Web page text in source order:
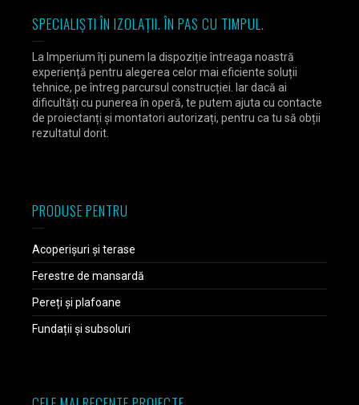
SPECIALIȘTI ÎN IZOLAȚII. ÎN PAS CU TIMPUL.
La Imperium îți punem la dispoziție întreaga noastră
experiență pentru alegerea celor mai eficiente soluții
tehnice, pe întreg parcursul construcției. Iar dacă ai
dificultăți cu punerea în operă, te putem ajuta cu contacte
de proiectanți și montatori autorizați, pentru ca tu să obții
rezultatul dorit.
PRODUSE PENTRU
Acoperișuri și terase
Ferestre de mansardă
Pereți și plafoane
Fundații și subsoluri